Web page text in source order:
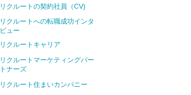
リクルートの契約社員（CV)
リクルートへの転職成功インタ
ビュー
リクルートキャリア
リクルートマーケティングパー
トナーズ
リクルート住まいカンパニー